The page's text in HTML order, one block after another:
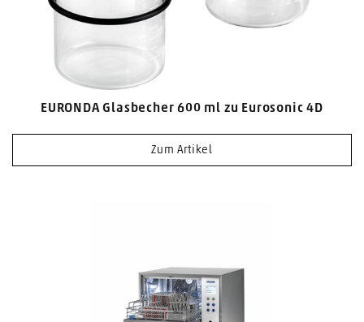
EURONDA Glasbecher 600 ml zu Eurosonic 4D
Zum Artikel